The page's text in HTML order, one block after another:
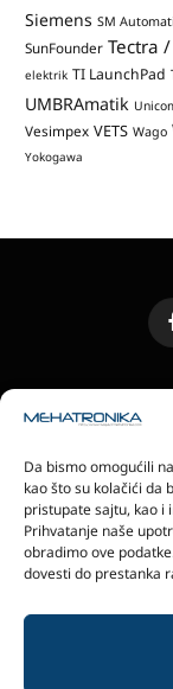
Da bismo omogućili
kao što su kolačići da
pristupate sajtu, kao i
Prihvatanje naše
obradimo ove
dovesti do prestanka
Siemens SM
SunFounder Tectra
elektrik TI LaunchPad
UMBRAmatik
Vesimpex VETS Wago
Yokogawa
SLANJE
magazin
© 2026